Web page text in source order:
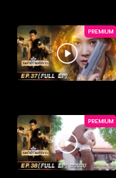
PREMIUM
PREMIUM